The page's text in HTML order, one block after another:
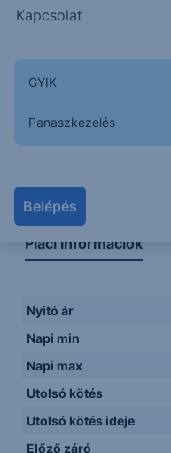
Kapcsolat
GYIK
Panaszkezelés
Belépés
Napon belüli Historikus
Piaci információk
Nyitó ár
Napi min
Napi max
Utolsó kötés
Utolsó kötés ideje
Előző záró